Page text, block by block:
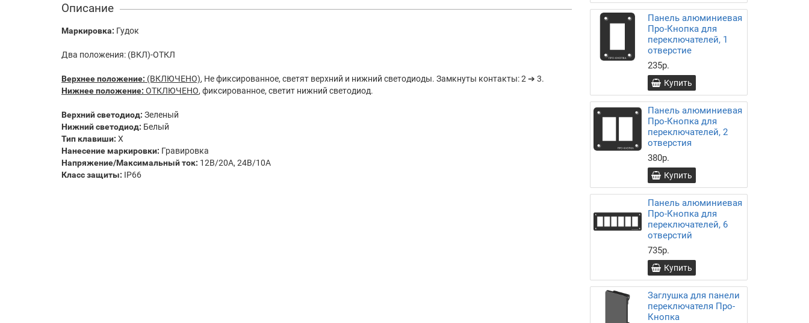
Описание
Маркировка: Гудок
Два положения: (ВКЛ)-ОТКЛ
Верхнее положение: (ВКЛЮЧЕНО), Не фиксированное, светят верхний и нижний светодиоды. Замкнуты контакты: 2 ➔ 3.
Нижнее положение: ОТКЛЮЧЕНО, фиксированное, светит нижний светодиод.
Верхний светодиод: Зеленый
Нижний светодиод: Белый
Тип клавиши: X
Нанесение маркировки: Гравировка
Напряжение/Максимальный ток: 12В/20А, 24В/10А
Класс защиты: IP66
Панель алюминиевая
Про-Кнопка для
переключателей, 1
отверстие
235р.
Купить
Панель алюминиевая
Про-Кнопка для
переключателей, 2
отверстия
380р.
Купить
Панель алюминиевая
Про-Кнопка для
переключателей, 6
отверстий
735р.
Купить
Заглушка для панели
переключателя Про-
Кнопка